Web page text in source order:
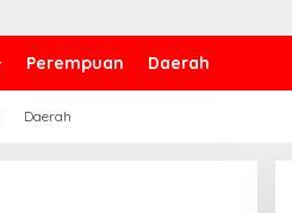
Perempuan Daerah
Daerah